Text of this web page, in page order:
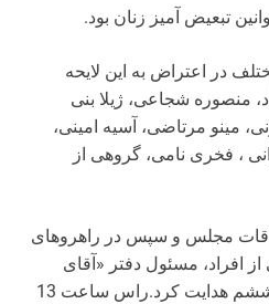
تبعیض آمیز زنان بود.
مختلف در اعتراض به این لایحه
منصوره شجاعی، ژیلا بنی
مینو مرتاضی، آسیه امینی،
، فخری نامی، گروهی از
مجلس و سپس در راهروهای
افراد، مسئول دفتر «آقای
تجری»، نماینده تهران و معاون کمیسیون قضایی مجلس ایشان، افراد را به طبقه ششم هدایت کرد.راس ساعت 13